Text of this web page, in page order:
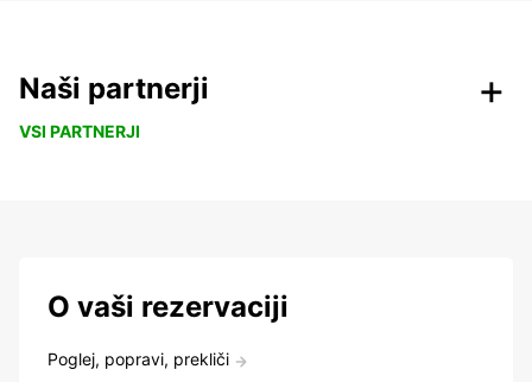
Naši partnerji
VSI PARTNERJI
O vaši rezervaciji
Poglej, popravi, prekliči